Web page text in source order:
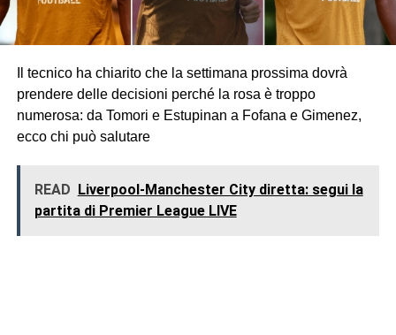
Il tecnico ha chiarito che la settimana prossima dovrà
prendere delle decisioni perché la rosa è troppo
numerosa: da Tomori e Estupinan a Fofana e Gimenez,
ecco chi può salutare
READ Liverpool-Manchester City diretta: segui la
partita di Premier League LIVE